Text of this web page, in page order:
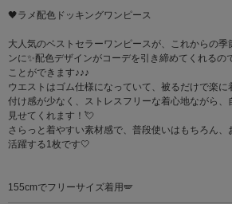
🖤ラメ配色ドッキングワンピース
大人気のベストセラーワンピースが、これからの季
ンに✨配色デザインがコーデを引き締めてくれるの
ことができます♪♪♪
ウエストはゴム仕様になっていて、被るだけで楽
付け感が少なく、ストレスフリーな着心地ながら、
見せてくれます！💘
さらっと着やすい素材感で、普段使いはもちろん、
活躍する1枚です🤍
155cmでフリーサイズ着用🪽